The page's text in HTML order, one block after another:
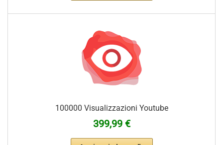
100000 Visualizzazioni Youtube
399,99 €